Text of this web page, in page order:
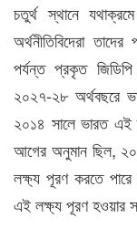
চতুর্থ স্থানে
অর্থনীতিবিদেরা
পর্যন্ত প্রকৃত
২০২৭-২৮ অর্থবছরে
২০১৪ সালে ভারত এই
আগের অনুমান ছিল,
লক্ষ্য পূরণ করতে
এই লক্ষ্য পূরণ হওয়ার